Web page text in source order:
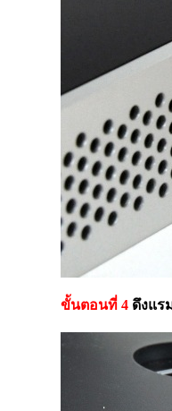
ขั้นตอนที่ 4 ดึงแร